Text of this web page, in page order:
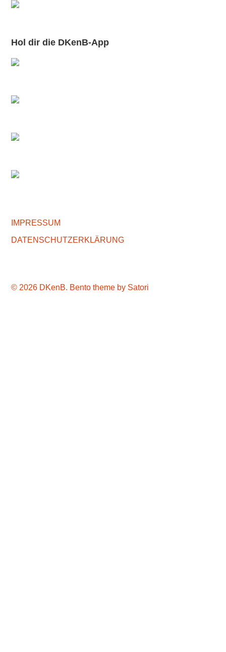
Hol dir die DKenB-App
IMPRESSUM
DATENSCHUTZERKLÄRUNG
© 2026 DKenB. Bento theme by Satori